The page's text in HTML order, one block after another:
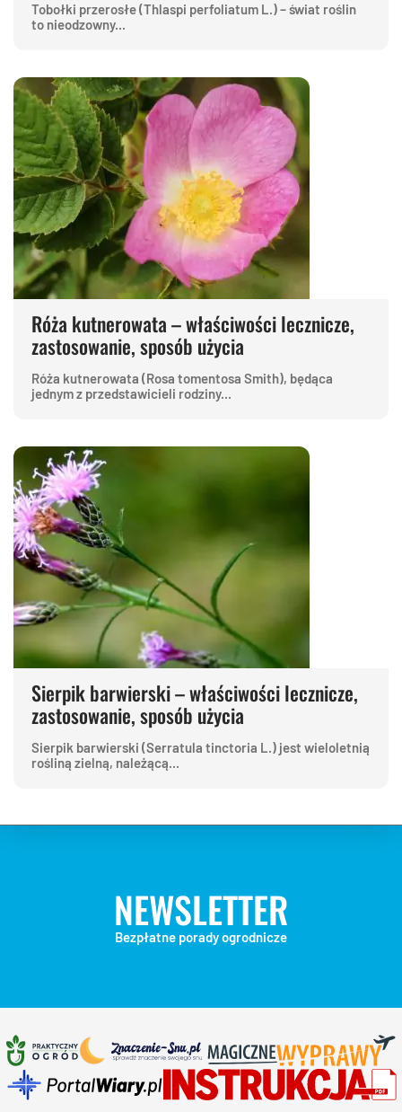
Tobołki przerosłe (Thlaspi perfoliatum L.) – świat roślin
to nieodzowny...
Róża kutnerowata – właściwości lecznicze,
zastosowanie, sposób użycia
Róża kutnerowata (Rosa tomentosa Smith), będąca
jednym z przedstawicieli rodziny...
Sierpik barwierski – właściwości lecznicze,
zastosowanie, sposób użycia
Sierpik barwierski (Serratula tinctoria L.) jest wieloletnią
rośliną zielną, należącą...
NEWSLETTER
Bezpłatne porady ogrodnicze